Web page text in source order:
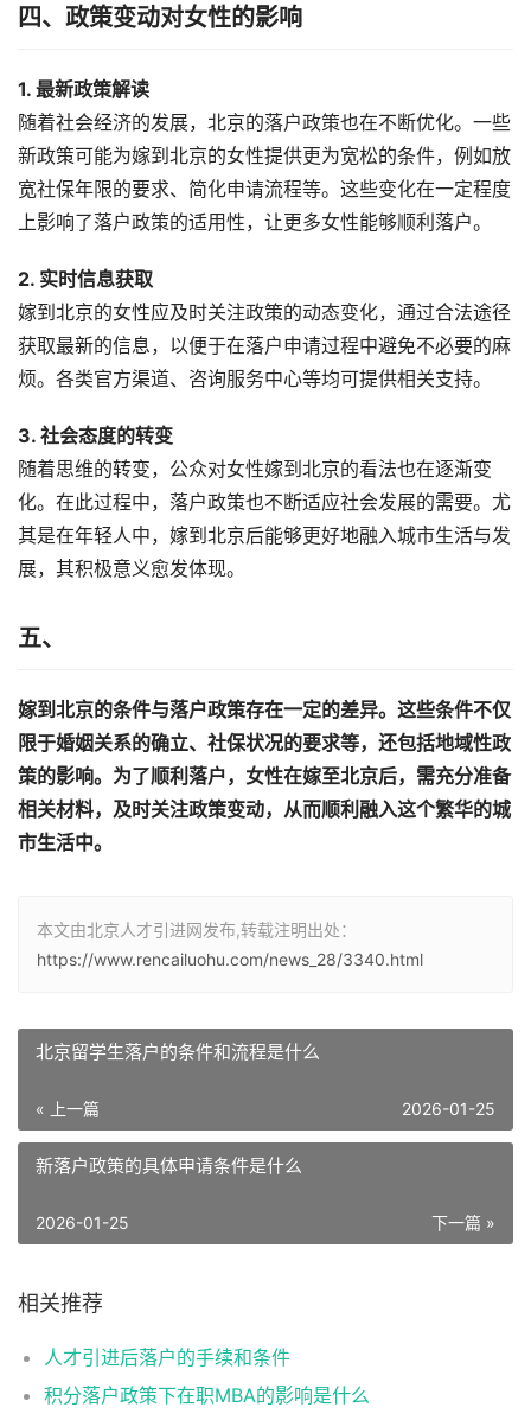
四、政策变动对女性的影响
1. 最新政策解读
随着社会经济的发展，北京的落户政策也在不断优化。一些
新政策可能为嫁到北京的女性提供更为宽松的条件，例如放
宽社保年限的要求、简化申请流程等。这些变化在一定程度
上影响了落户政策的适用性，让更多女性能够顺利落户。
2. 实时信息获取
嫁到北京的女性应及时关注政策的动态变化，通过合法途径
获取最新的信息，以便于在落户申请过程中避免不必要的麻
烦。各类官方渠道、咨询服务中心等均可提供相关支持。
3. 社会态度的转变
随着思维的转变，公众对女性嫁到北京的看法也在逐渐变
化。在此过程中，落户政策也不断适应社会发展的需要。尤
其是在年轻人中，嫁到北京后能够更好地融入城市生活与发
展，其积极意义愈发体现。
五、
嫁到北京的条件与落户政策存在一定的差异。这些条件不仅
限于婚姻关系的确立、社保状况的要求等，还包括地域性政
策的影响。为了顺利落户，女性在嫁至北京后，需充分准备
相关材料，及时关注政策变动，从而顺利融入这个繁华的城
市生活中。
本文由北京人才引进网发布,转载注明出处：
https://www.rencailuohu.com/news_28/3340.html
北京留学生落户的条件和流程是什么
« 上一篇 2026-01-25
新落户政策的具体申请条件是什么
下一篇 »
2026-01-25
相关推荐
人才引进后落户的手续和条件
积分落户政策下在职MBA的影响是什么